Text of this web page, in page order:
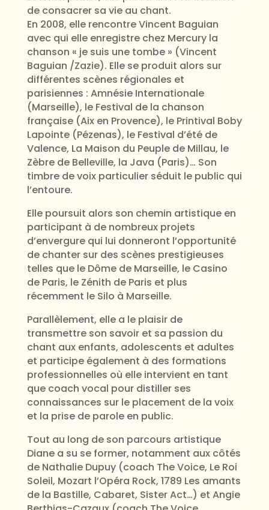
de consacrer sa vie au chant.
En 2008, elle rencontre Vincent Baguian
avec qui elle enregistre chez Mercury la
chanson « je suis une tombe » (Vincent
Baguian /Zazie). Elle se produit alors sur
différentes scènes régionales et
parisiennes : Amnésie Internationale
(Marseille), le Festival de la chanson
française (Aix en Provence), le Printival Boby
Lapointe (Pézenas), le Festival d’été de
Valence, La Maison du Peuple de Millau, le
Zèbre de Belleville, la Java (Paris)… Son
timbre de voix particulier séduit le public qui
l’entoure.
Elle poursuit alors son chemin artistique en
participant à de nombreux projets
d’envergure qui lui donneront l’opportunité
de chanter sur des scènes prestigieuses
telles que le Dôme de Marseille, le Casino
de Paris, le Zénith de Paris et plus
récemment le Silo à Marseille.
Parallèlement, elle a le plaisir de
transmettre son savoir et sa passion du
chant aux enfants, adolescents et adultes
et participe également à des formations
professionnelles où elle intervient en tant
que coach vocal pour distiller ses
connaissances sur le placement de la voix
et la prise de parole en public.
Tout au long de son parcours artistique
Diane a su se former, notamment aux côtés
de Nathalie Dupuy (coach The Voice, Le Roi
Soleil, Mozart l’Opéra Rock, 1789 Les amants
de la Bastille, Cabaret, Sister Act…) et Angie